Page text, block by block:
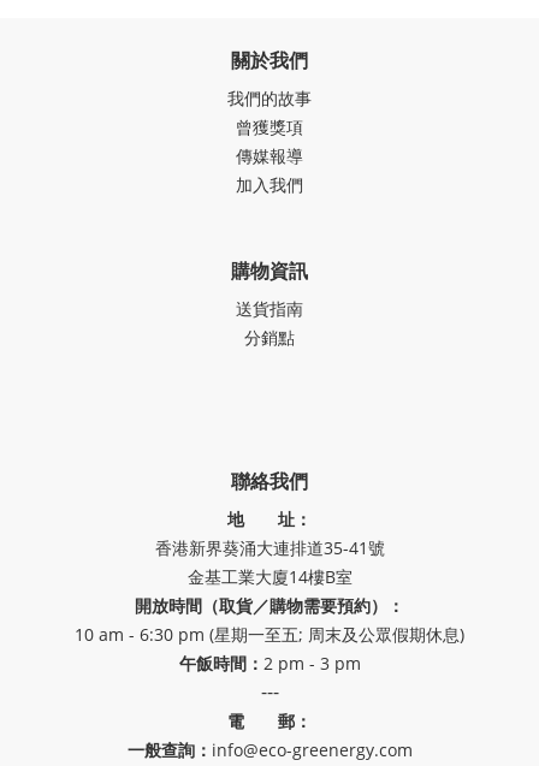
關於我們
我們的故事
曾獲獎項
傳媒報導
加入我們
購物資訊
送貨指南
分銷點
聯絡我們
地 址：
香港新界葵涌大連排道35-41號
金基工業大廈14樓B室
開放時間（取貨／購物需要預約）：
10 am - 6:30 pm (星期一至五; 周末及公眾假期休息)
午飯時間： 2 pm - 3 pm
---
電 郵：
一般查詢： info@eco-greenergy.com